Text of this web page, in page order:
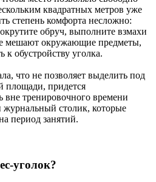
квадратных метров уже
степень комфорта несложно:
обруч, выполните взмахи
мешают окружающие предметы,
обустройству уголка.
что не позволяет выделить под
площади, придется
вне тренировочного времени
журнальный столик, которые
период занятий.
уголок?